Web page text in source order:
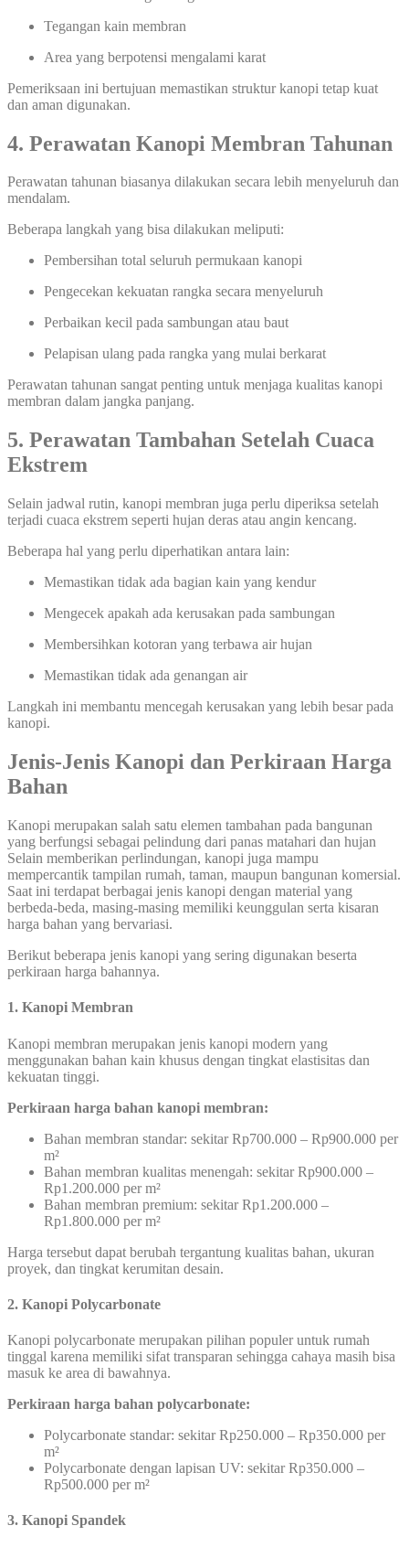
Tegangan kain membran
Area yang berpotensi mengalami karat
Pemeriksaan ini bertujuan memastikan struktur kanopi tetap kuat
dan aman digunakan.
4. Perawatan Kanopi Membran Tahunan
Perawatan tahunan biasanya dilakukan secara lebih menyeluruh dan
mendalam.
Beberapa langkah yang bisa dilakukan meliputi:
Pembersihan total seluruh permukaan kanopi
Pengecekan kekuatan rangka secara menyeluruh
Perbaikan kecil pada sambungan atau baut
Pelapisan ulang pada rangka yang mulai berkarat
Perawatan tahunan sangat penting untuk menjaga kualitas kanopi
membran dalam jangka panjang.
5. Perawatan Tambahan Setelah Cuaca
Ekstrem
Selain jadwal rutin, kanopi membran juga perlu diperiksa setelah
terjadi cuaca ekstrem seperti hujan deras atau angin kencang.
Beberapa hal yang perlu diperhatikan antara lain:
Memastikan tidak ada bagian kain yang kendur
Mengecek apakah ada kerusakan pada sambungan
Membersihkan kotoran yang terbawa air hujan
Memastikan tidak ada genangan air
Langkah ini membantu mencegah kerusakan yang lebih besar pada
kanopi.
Jenis-Jenis Kanopi dan Perkiraan Harga
Bahan
Kanopi merupakan salah satu elemen tambahan pada bangunan
yang berfungsi sebagai pelindung dari panas matahari dan hujan
Selain memberikan perlindungan, kanopi juga mampu
mempercantik tampilan rumah, taman, maupun bangunan komersial.
Saat ini terdapat berbagai jenis kanopi dengan material yang
berbeda-beda, masing-masing memiliki keunggulan serta kisaran
harga bahan yang bervariasi.
Berikut beberapa jenis kanopi yang sering digunakan beserta
perkiraan harga bahannya.
1. Kanopi Membran
Kanopi membran merupakan jenis kanopi modern yang
menggunakan bahan kain khusus dengan tingkat elastisitas dan
kekuatan tinggi.
Perkiraan harga bahan kanopi membran:
Bahan membran standar: sekitar Rp700.000 – Rp900.000 per
m²
Bahan membran kualitas menengah: sekitar Rp900.000 –
Rp1.200.000 per m²
Bahan membran premium: sekitar Rp1.200.000 –
Rp1.800.000 per m²
Harga tersebut dapat berubah tergantung kualitas bahan, ukuran
proyek, dan tingkat kerumitan desain.
2. Kanopi Polycarbonate
Kanopi polycarbonate merupakan pilihan populer untuk rumah
tinggal karena memiliki sifat transparan sehingga cahaya masih bisa
masuk ke area di bawahnya.
Perkiraan harga bahan polycarbonate:
Polycarbonate standar: sekitar Rp250.000 – Rp350.000 per
m²
Polycarbonate dengan lapisan UV: sekitar Rp350.000 –
Rp500.000 per m²
3. Kanopi Spandek